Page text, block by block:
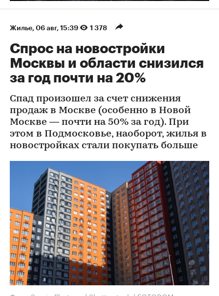
Жилье⁠, 06 авг, 15:39 1 378
Спрос на новостройки
Москвы и области снизился
за год почти на 20%
Спад произошел за счет снижения
продаж в Москве (особенно в Новой
Москве — почти на 50% за год). При
этом в Подмосковье, наоборот, жилья в
новостройках стали покупать больше